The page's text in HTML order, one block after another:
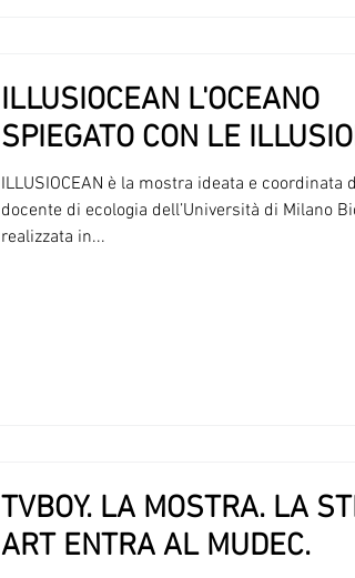
ILLUSIOCEAN L'OCEANO
SPIEGATO CON LE
ILLUSIOCEAN è la mostra ideata e coordinata
docente di ecologia dell’Università di Milano
realizzata in...
TVBOY. LA MOSTRA. LA
ART ENTRA AL MUDEC.